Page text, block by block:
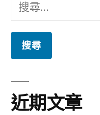
尋
鍵
字:
近期文章